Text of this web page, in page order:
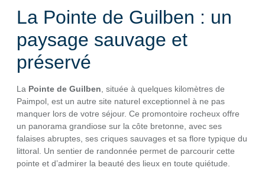
La Pointe de Guilben : un
paysage sauvage et
préservé
La Pointe de Guilben , située à quelques kilomètres de
Paimpol, est un autre site naturel exceptionnel à ne pas
manquer lors de votre séjour. Ce promontoire rocheux offre
un panorama grandiose sur la côte bretonne, avec ses
falaises abruptes, ses criques sauvages et sa flore typique du
littoral. Un sentier de randonnée permet de parcourir cette
pointe et d’admirer la beauté des lieux en toute quiétude.